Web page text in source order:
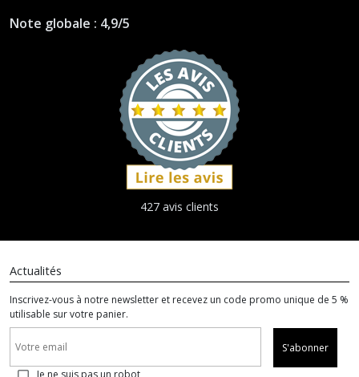
Note globale : 4,9/5
427 avis clients
Actualités
Inscrivez-vous à notre newsletter et recevez un code promo unique de 5 %
utilisable sur votre panier.
S'abonner